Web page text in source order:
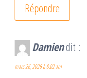
Répondre
Damiendit :
mars 26, 2026 à 8:02 am